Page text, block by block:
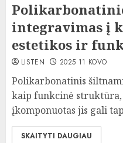
integravimas į
estetikos ir
LISTEN 2025 11 KOVO
Polikarbonatinis
kaip funkcinė
įkomponuotas jis gali
SKAITYTI DAUGIAU